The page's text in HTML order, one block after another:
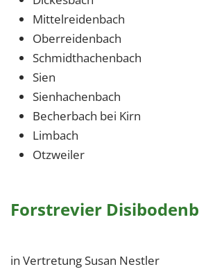
Mittelreidenbach
Oberreidenbach
Schmidthachenbach
Sien
Sienhachenbach
Becherbach bei Kirn
Limbach
Otzweiler
Forstrevier
in Vertretung Susan Nestler